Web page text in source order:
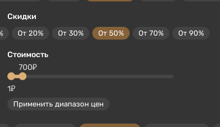
Скидки
От 20% От 30% От 50% От 70% От 90%
Стоимость
1₽
700₽
Применить диапазон цен